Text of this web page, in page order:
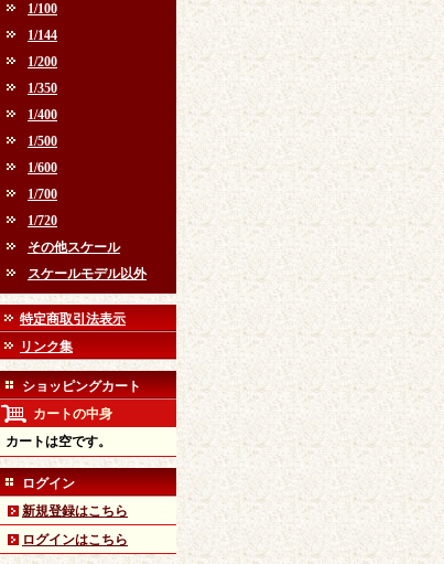
1/100
1/144
1/200
1/350
1/400
1/500
1/600
1/700
1/720
その他スケール
スケールモデル以外
特定商取引法表示
リンク集
ショッピングカート
カートの中身
カートは空です。
ログイン
新規登録はこちら
ログインはこちら